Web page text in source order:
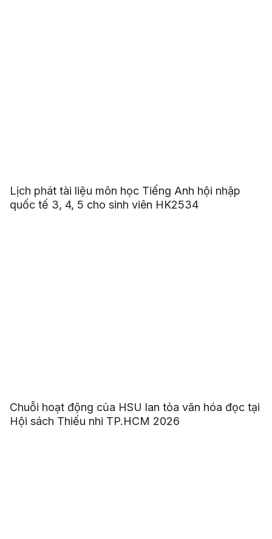
Lịch phát tài liệu môn học Tiếng Anh hội nhập
quốc tế 3, 4, 5 cho sinh viên HK2534
Chuỗi hoạt động của HSU lan tỏa văn hóa đọc tại
Hội sách Thiếu nhi TP.HCM 2026